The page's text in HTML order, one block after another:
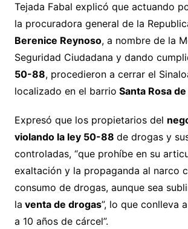
Tejada Fabal explicó que actuando
la procuradora general de la
Berenice Reynoso, a nombre de la
Seguridad Ciudadana y dando
50-88, procedieron a cerrar el
localizado en el barrio Santa Rosa
Expresó que los propietarios del
violando la ley 50-88 de drogas y
controladas, “que prohíbe en su
exaltación y la propaganda al narco
consumo de drogas, aunque sea
la venta de drogas”, lo que conlleva
a 10 años de cárcel”.